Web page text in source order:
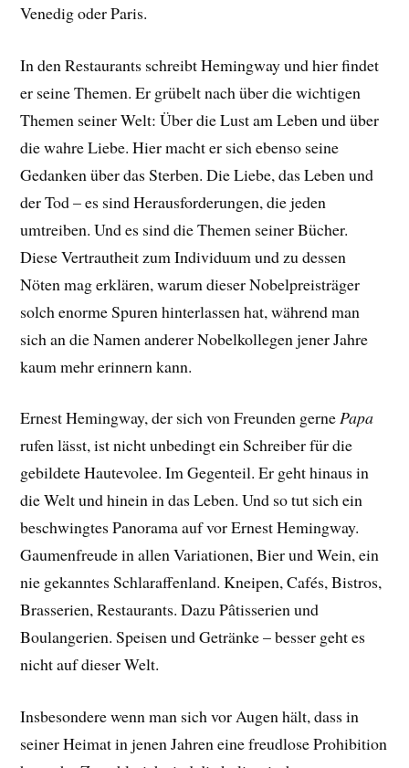
Venedig oder Paris.
In den Restaurants schreibt Hemingway und hier findet
er seine Themen. Er grübelt nach über die wichtigen
Themen seiner Welt: Über die Lust am Leben und über
die wahre Liebe. Hier macht er sich ebenso seine
Gedanken über das Sterben. Die Liebe, das Leben und
der Tod – es sind Herausforderungen, die jeden
umtreiben. Und es sind die Themen seiner Bücher.
Diese Vertrautheit zum Individuum und zu dessen
Nöten mag erklären, warum dieser Nobelpreisträger
solch enorme Spuren hinterlassen hat, während man
sich an die Namen anderer Nobelkollegen jener Jahre
kaum mehr erinnern kann.
Ernest Hemingway, der sich von Freunden gernePapa
rufen lässt, ist nicht unbedingt ein Schreiber für die
gebildete Hautevolee. Im Gegenteil. Er geht hinaus in
die Welt und hinein in das Leben. Und so tut sich ein
beschwingtes Panorama auf vor Ernest Hemingway.
Gaumenfreude in allen Variationen, Bier und Wein, ein
nie gekanntes Schlaraffenland. Kneipen, Cafés, Bistros,
Brasserien, Restaurants. Dazu Pâtisserien und
Boulangerien. Speisen und Getränke – besser geht es
nicht auf dieser Welt.
Insbesondere wenn man sich vor Augen hält, dass in
seiner Heimat in jenen Jahren eine freudlose Prohibition